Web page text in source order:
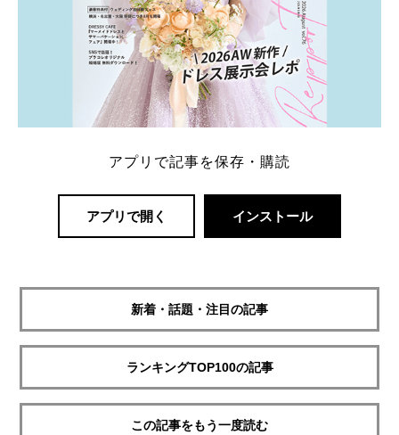
アプリで記事を保存・購読
アプリで開く インストール
新着・話題・注目の記事
ランキングTOP100の記事
この記事をもう一度読む